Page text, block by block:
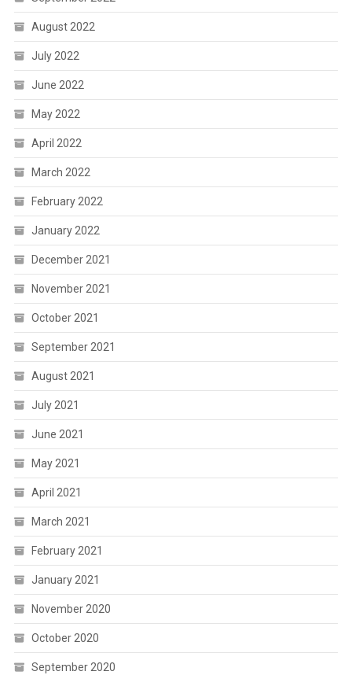
August 2022
July 2022
June 2022
May 2022
April 2022
March 2022
February 2022
January 2022
December 2021
November 2021
October 2021
September 2021
August 2021
July 2021
June 2021
May 2021
April 2021
March 2021
February 2021
January 2021
November 2020
October 2020
September 2020